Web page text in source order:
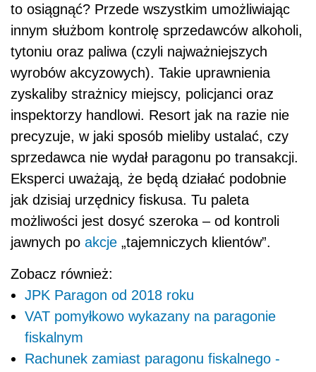
to osiągnąć? Przede wszystkim umożliwiając
innym służbom kontrolę sprzedawców alkoholi,
tytoniu oraz paliwa (czyli najważniejszych
wyrobów akcyzowych). Takie uprawnienia
zyskaliby strażnicy miejscy, policjanci oraz
inspektorzy handlowi. Resort jak na razie nie
precyzuje, w jaki sposób mieliby ustalać, czy
sprzedawca nie wydał paragonu po transakcji.
Eksperci uważają, że będą działać podobnie
jak dzisiaj urzędnicy fiskusa. Tu paleta
możliwości jest dosyć szeroka – od kontroli
jawnych po akcje „tajemniczych klientów”.
Zobacz również:
JPK Paragon od 2018 roku
VAT pomyłkowo wykazany na paragonie
fiskalnym
Rachunek zamiast paragonu fiskalnego -